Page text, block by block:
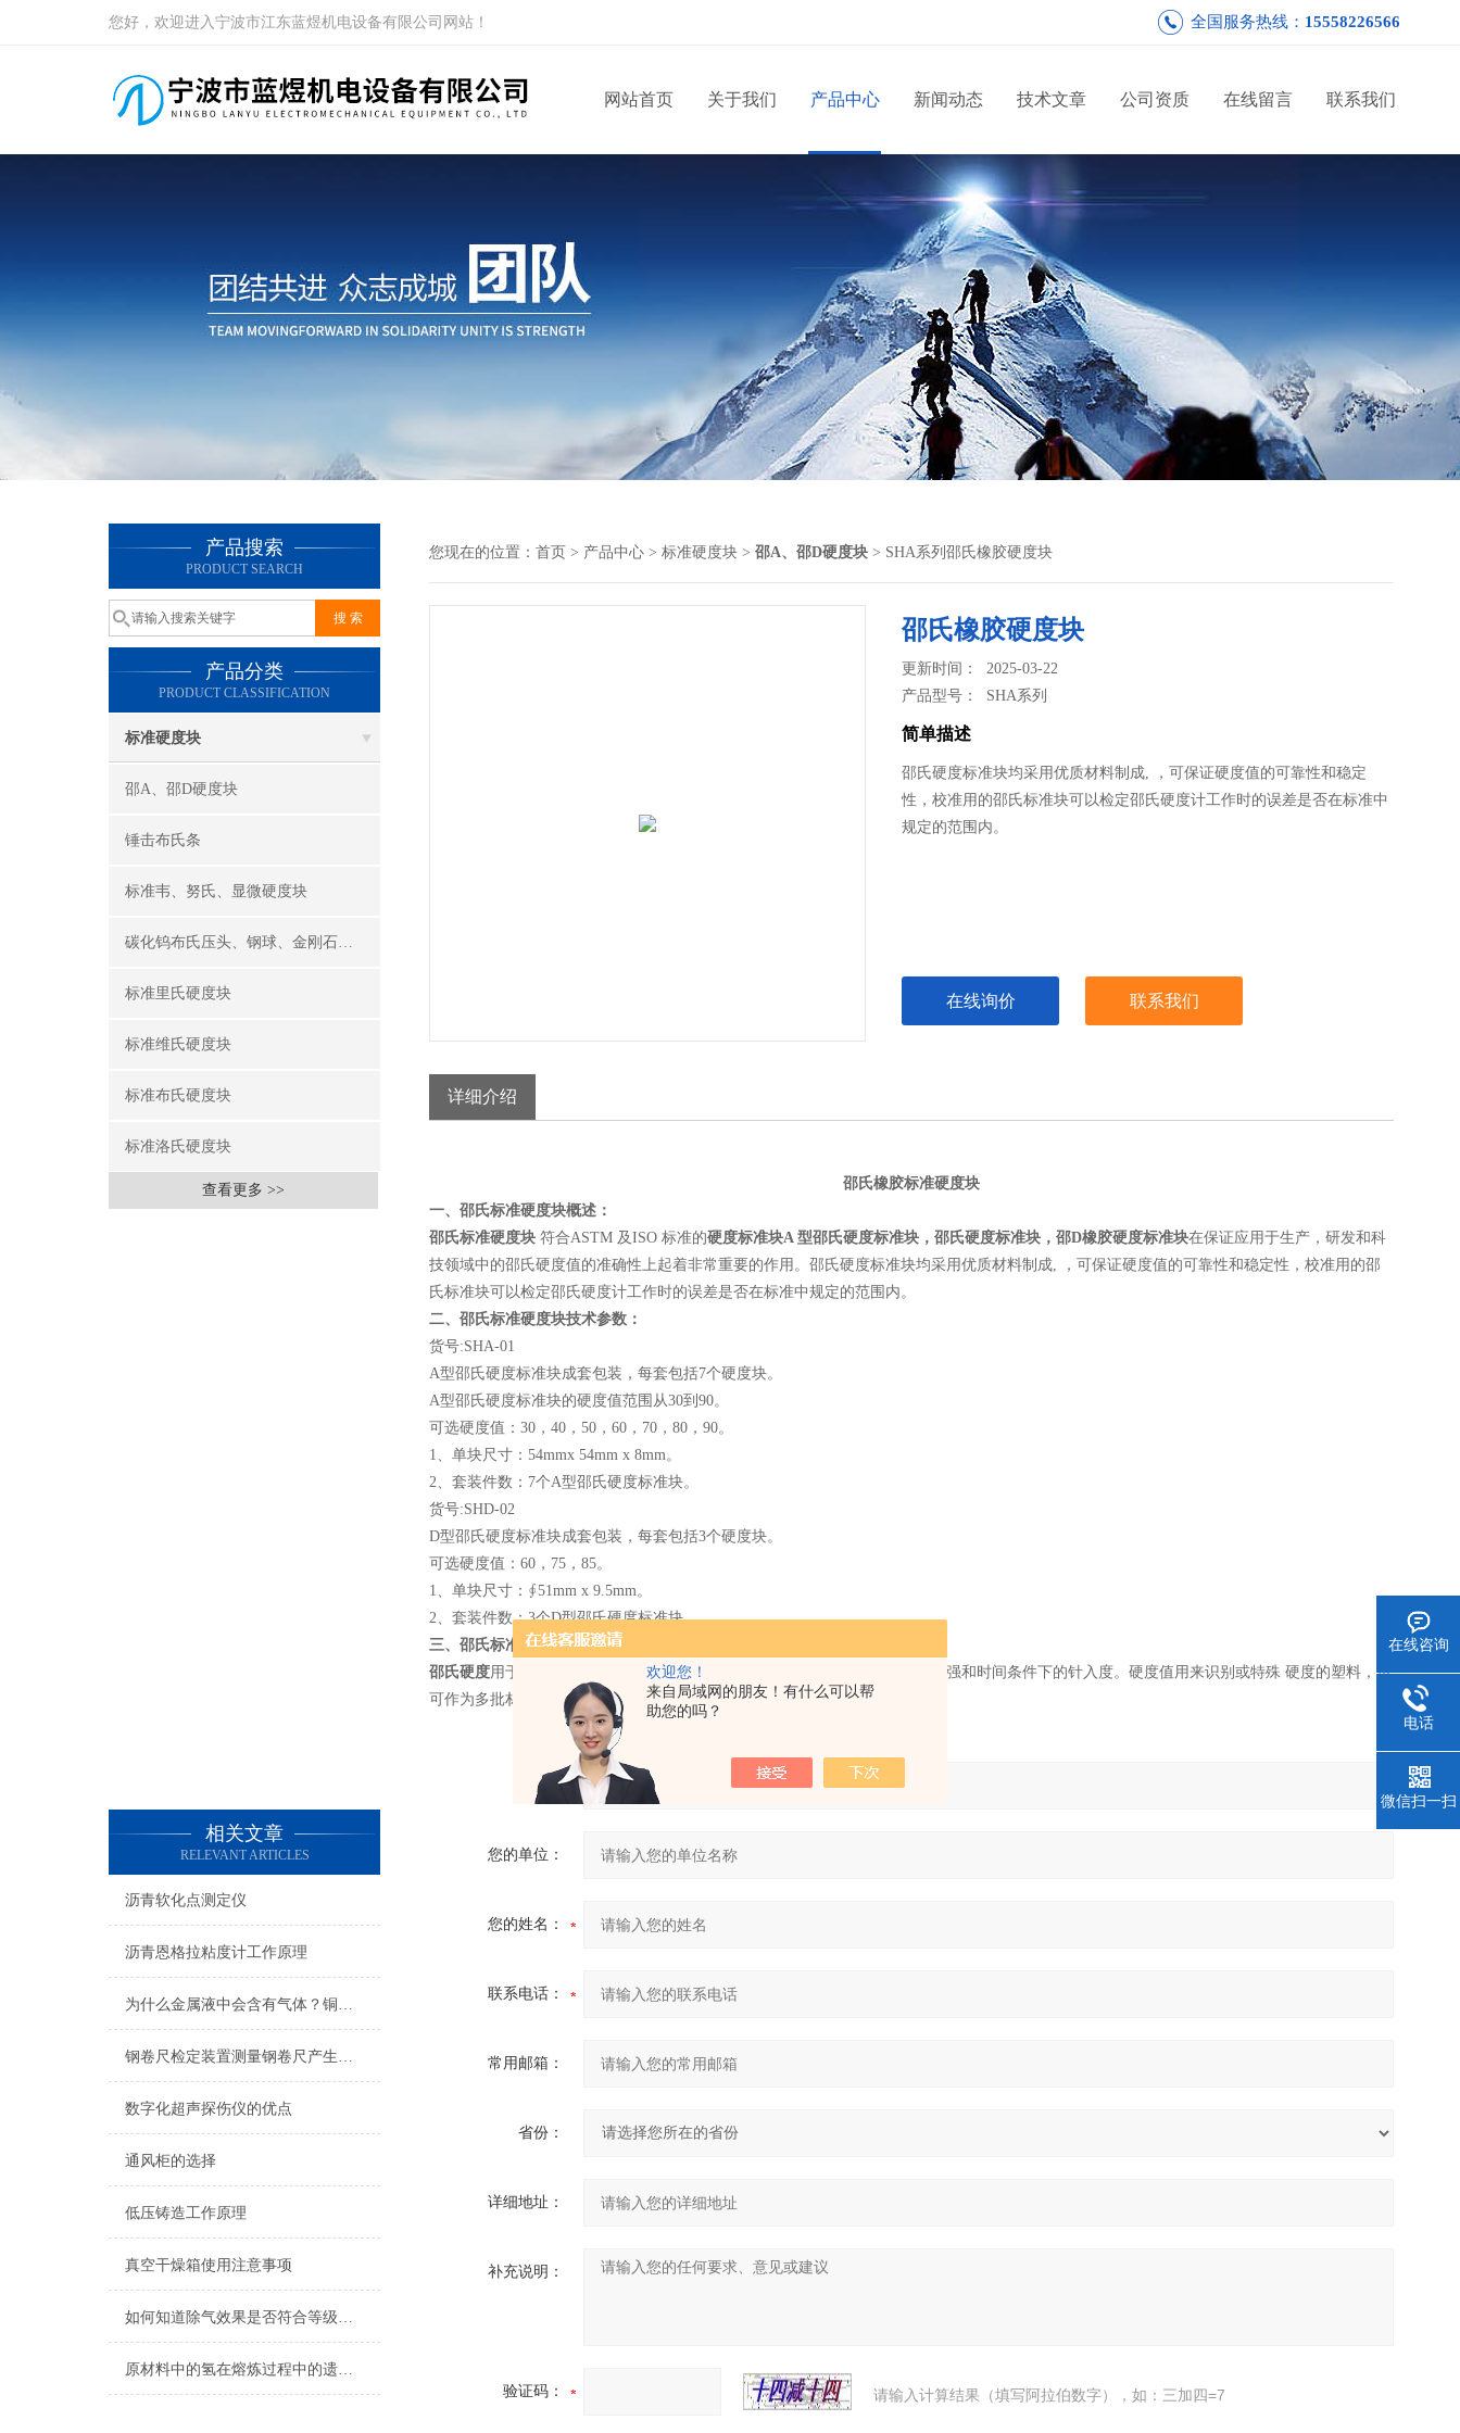
欢迎您！
来自局域网的朋友！有什么可以帮
助您的吗？
您好，欢迎进入宁波市江东蓝煜机电设备有限公司网站！ 全国服务热线： 15558226566
网站首页 关于我们 产品中心 新闻动态 技术文章 公司资质 在线留言 联系我们
产品搜索
PRODUCT SEARCH
产品分类
PRODUCT CLASSIFICATION
标准硬度块
邵A、邵D硬度块
锤击布氏条
标准韦、努氏、显微硬度块
碳化钨布氏压头、钢球、金刚石洛氏压头
标准里氏硬度块
标准维氏硬度块
标准布氏硬度块
标准洛氏硬度块
查看更多 >>
相关文章
RELEVANT ARTICLES
沥青软化点测定仪
沥青恩格拉粘度计工作原理
为什么金属液中会含有气体？铜铝液气体的来源
钢卷尺检定装置测量钢卷尺产生误差的原因
数字化超声探伤仪的优点
通风柜的选择
低压铸造工作原理
真空干燥箱使用注意事项
如何知道除气效果是否符合等级标准？
原材料中的氢在熔炼过程中的遗传性
您现在的位置： 首页 > 产品中心 > 标准硬度块 > 邵A、邵D硬度块 > SHA系列邵氏橡胶硬度块
邵氏橡胶硬度块
更新时间： 2025-03-22
产品型号： SHA系列
简单描述
邵氏硬度标准块均采用优质材料制成, ，可保证硬度值的可靠性和稳定
性，校准用的邵氏标准块可以检定邵氏硬度计工作时的误差是否在标准中
规定的范围内。
在线询价 联系我们
详细介绍
邵氏橡胶标准硬度块
一、邵氏标准硬度块概述：
邵氏标准硬度块 符合ASTM 及ISO 标准的硬度标准块A 型邵氏硬度标准块，邵氏硬度标准块，邵D橡胶硬度标准块在保证应用于生产，研发和科
技领域中的邵氏硬度值的准确性上起着非常重要的作用。邵氏硬度标准块均采用优质材料制成, ，可保证硬度值的可靠性和稳定性，校准用的邵
氏标准块可以检定邵氏硬度计工作时的误差是否在标准中规定的范围内。
二、邵氏标准硬度块技术参数：
货号:SHA-01
A型邵氏硬度标准块成套包装，每套包括7个硬度块。
A型邵氏硬度标准块的硬度值范围从30到90。
可选硬度值：30，40，50，60，70，80，90。
1、单块尺寸：54mmx 54mm x 8mm。
2、套装件数：7个A型邵氏硬度标准块。
货号:SHD-02
D型邵氏硬度标准块成套包装，每套包括3个硬度块。
可选硬度值：60，75，85。
1、单块尺寸：∮51mm x 9.5mm。
2、套装件数：3个D型邵氏硬度标准块。
三、邵氏标准硬度块试验范围：
邵氏硬度用于确定塑料或橡胶等软性材料的相对硬度。它测量了规定压针在压强和时间条件下的针入度。硬度值用来识别或特殊 硬度的塑料，也
可作为多批材料的质量控制。
产品：
您的单位：
您的姓名：
联系电话：
常用邮箱：
省份：
详细地址：
补充说明：
验证码： 请输入计算结果（填写阿拉伯数字），如：三加四=7
在线咨询
电话
微信扫一扫